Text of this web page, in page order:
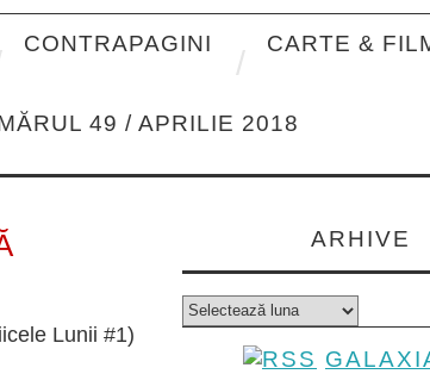
CONTRAPAGINI CARTE &
49 / APRILIE 2018
Lunii #1)
ARHIVE
Arhive